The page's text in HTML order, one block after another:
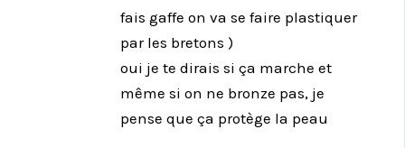
fais gaffe on va se faire plastiquer
par les bretons )
oui je te dirais si ça marche et
même si on ne bronze pas, je
pense que ça protège la peau